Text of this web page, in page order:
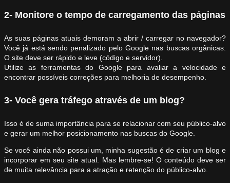
2- Monitore o tempo de carregamento das páginas
As suas páginas atuais demoram a abrir / carregar no navegador?
Você já está sendo penalizado pelo Google nas buscas orgânicas.
O site deve ser rápido e leve (código e servidor).
Utilize as ferramentas do Google para avaliar a velocidade e
encontrar possíveis correções para melhoria de desempenho.
3- Você gera tráfego através de um blog?
Isso é de suma importância para se relacionar com seu público-alvo
e gerar um melhor posicionamento nas buscas do Google.
Se você ainda não possui um, minha sugestão é de criar um blog e
incorporar em seu site atual. Mas lembre-se! O conteúdo deve ser
de muita relevância para a atração e retenção do público-alvo.